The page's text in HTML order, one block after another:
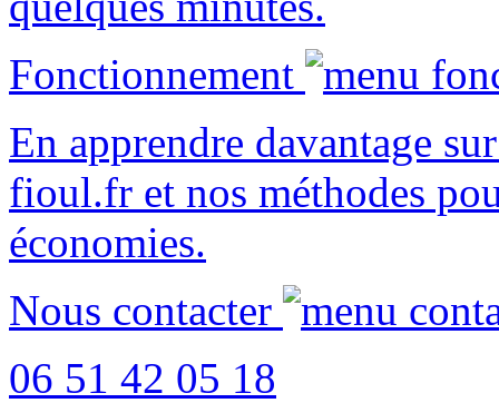
Fonctionnement
En apprendre davantage
fioul.fr et nos méthodes
économies.
Nous contacter
06 51 42 05 18